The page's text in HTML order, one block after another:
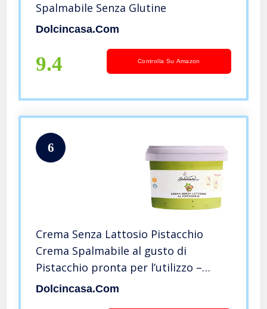
Spalmabile Senza Glutine
Dolcincasa.com
9.4 Controlla Su Amazon
6
Crema Senza Lattosio Pistacchio
Crema Spalmabile al gusto di
Pistacchio pronta per l’utilizzo –
Confezione da 500 Gr – Senza
Dolcincasa.com